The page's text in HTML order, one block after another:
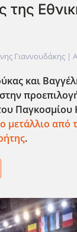
της
Γιαννουδάκης |
και
Παγκοσμίου
μετάλλιο από
.